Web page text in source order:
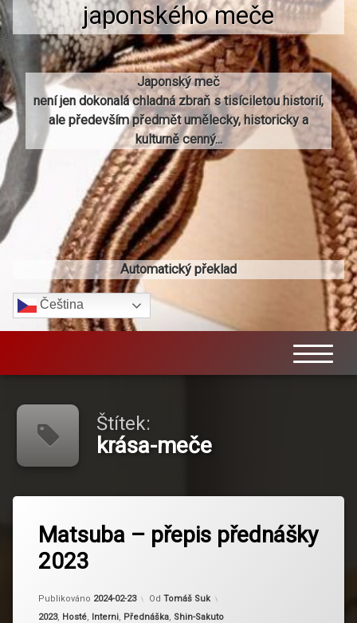
japonského meče
Japonský meč
není jen dokonalá chladná zbraň s tisíciletou historií,
ale především předmět umělecky, historicky a
kulturně cenný...
Automatický překlad
Čeština‎
Štítek:
krása-meče
Matsuba – přepis přednášky
2023
Publikováno 2024-02-23 Od Tomáš Suk
Kategorie:
2023, Hosté Interni Přednáška Shin-Sakuto
krása-
meče
yamato-
damashi